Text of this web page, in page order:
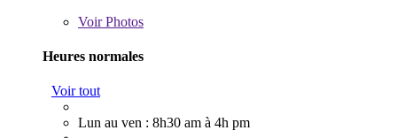
VoirPhotos
Heures normales
Voir tout
Lun au ven : 8h30 am à 4h pm